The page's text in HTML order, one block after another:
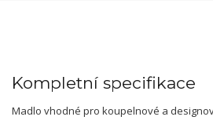
Kompletní specifikace
Madlo vhodné pro koupelnové a